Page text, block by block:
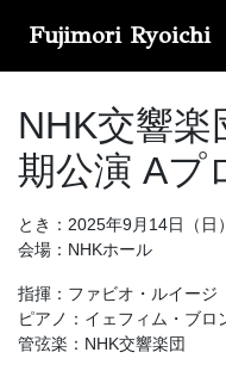
Fujimori Ryoichi
NHK交響
期公演 Aプ
とき：2025年9月14日（日
会場：NHKホール
指揮：ファビオ・ルイージ
ピアノ：イェフィム・ブロ
管弦楽：NHK交響楽団